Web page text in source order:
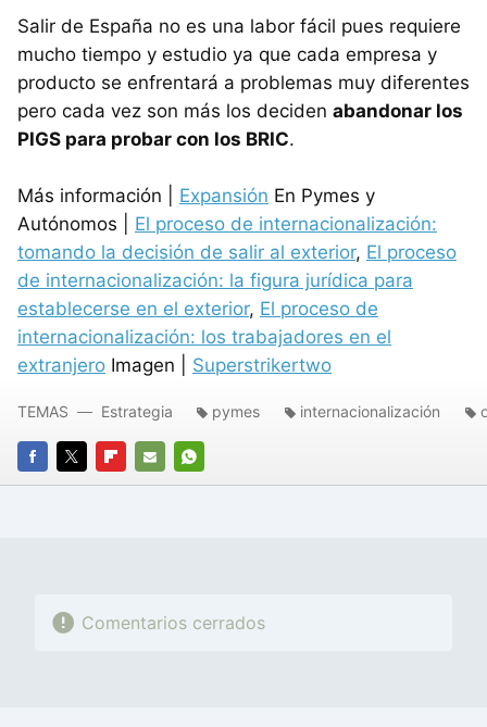
Salir de España no es una labor fácil pues requiere
mucho tiempo y estudio ya que cada empresa y
producto se enfrentará a problemas muy diferentes
pero cada vez son más los deciden abandonar los
PIGS para probar con los BRIC.
Más información | Expansión En Pymes y
Autónomos | El proceso de internacionalización:
tomando la decisión de salir al exterior, El proceso
de internacionalización: la figura jurídica para
establecerse en el exterior, El proceso de
internacionalización: los trabajadores en el
extranjero Imagen | Superstrikertwo
FACEBOOK
TWITTERFLIPBOARD
E-
WHATSAPP
TEMAS Estrategia pymes internacionalización
Comentarios cerrados